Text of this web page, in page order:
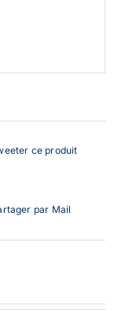
ce produit
par Mail